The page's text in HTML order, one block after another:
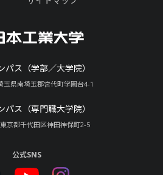
パス（学部／大学院）
玉県南埼玉郡宮代町学園台4-1
パス（専門職大学院）
京都千代田区神田神保町2-5
公式SNS